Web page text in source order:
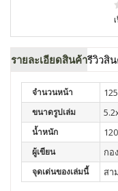
รายละเอียดสินค้ารีวิวสิ
จำนวนหน้า
ขนาดรูปเล่ม
น้ำหนัก
ผู้เขียน กอ
จุดเด่นของเล่มนี้ สา